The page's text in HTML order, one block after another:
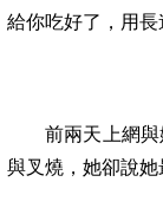
給你吃好了，用長
前兩天上網
與叉燒，她卻說她